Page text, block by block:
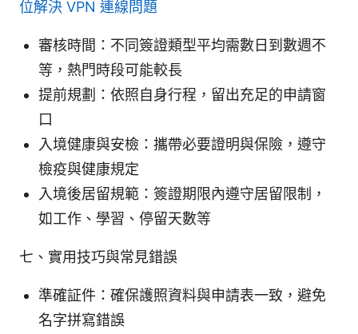
位解決 VPN 連線問題
審核時間：不同簽證類型平均需數日到數週不
等，熱門時段可能較長
提前規劃：依照自身行程，留出充足的申請窗
口
入境健康與安檢：攜帶必要證明與保險，遵守
檢疫與健康規定
入境後居留規範：簽證期限內遵守居留限制，
如工作、學習、停留天數等
七、實用技巧與常見錯誤
準確証件：確保護照資料與申請表一致，避免
名字拼寫錯誤